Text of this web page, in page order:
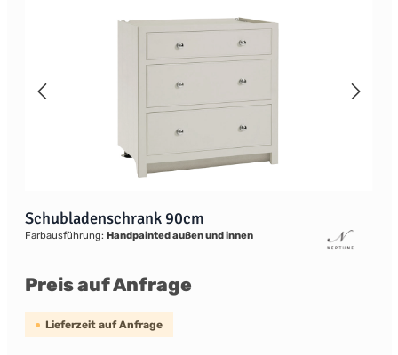
Schubladenschrank 90cm
Farbausführung: Handpainted außen und innen
Preis auf Anfrage
Lieferzeit auf Anfrage